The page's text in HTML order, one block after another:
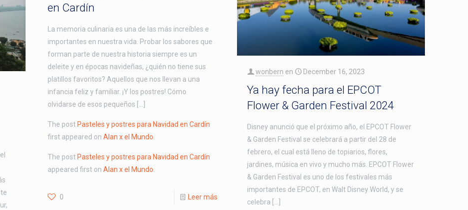
en Cardín
La memoria culinaria es una de las más increíbles e
importantes en nuestra vida. Probar los sabores que
forman parte de nuestra historia siempre es un
deleite y en épocas navideñas, ¿quién no tiene sus
platillos favoritos? Aquellos que nos llevan a una
infancia feliz y familiar. ¡Y los postres! Cómo
olvidarse de esos pequeños […]
The post Pasteles y postres para Navidad en Cardín
first appeared on Alan x el Mundo
The post Pasteles y postres para Navidad en Cardín
appeared first on Alan x el Mundo
0 Leer más
wonbern en December 16, 2023
Ya hay fecha para el EPCOT
Flower & Garden Festival 2024
Disney anunció que el próximo año, el EPCOT Flower
& Garden Festival se celebrará a partir del 28 de
febrero, el cual está lleno de topiarios, flores,
jardines, música en vivo y mucho más. EPCOT Flower
& Garden Festival es uno de los festivales más
importantes de EPCOT, en Walt Disney World, y se
celebra […]